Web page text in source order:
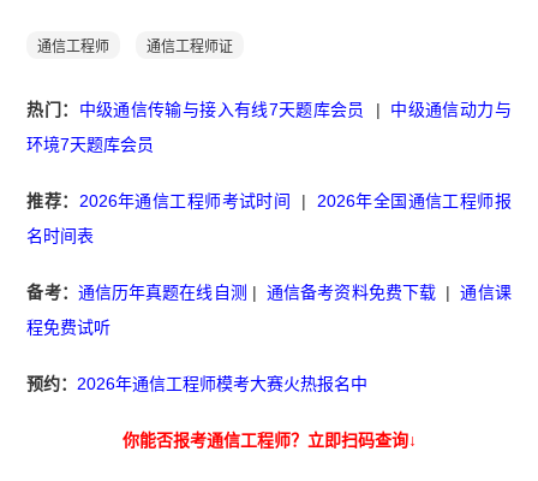
通信工程师 通信工程师证
热门： 中级通信传输与接入有线7天题库会员 | 中级通信动力与
环境7天题库会员
推荐： 2026年通信工程师考试时间 | 2026年全国通信工程师报
名时间表
备考： 通信历年真题在线自测 |通信备考资料免费下载 |通信课
程免费试听
预约： 2026年通信工程师模考大赛火热报名中
你能否报考通信工程师？立即扫码查询↓